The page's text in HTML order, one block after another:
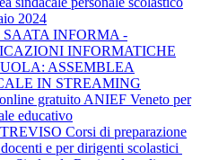
2024
SAATA INFORMA -
INFORMATICHE
ASSEMBLEA
IN STREAMING
gratuito ANIEF Veneto per
educativo
Corsi di preparazione
e per dirigenti scolastici